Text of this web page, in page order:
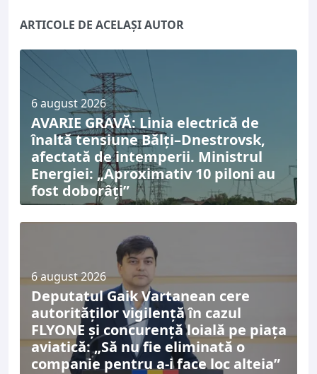
ARTICOLE DE ACELAȘI AUTOR
6 august 2026
AVARIE GRAVĂ: Linia electrică de
înaltă tensiune Bălți–Dnestrovsk,
afectată de intemperii. Ministrul
Energiei: „Aproximativ 10 piloni au
fost doborâți”
6 august 2026
Deputatul Gaik Vartanean cere
autorităților vigilență în cazul
FLYONE și concurență loială pe piața
aviatică: „Să nu fie eliminată o
companie pentru a-i face loc alteia”